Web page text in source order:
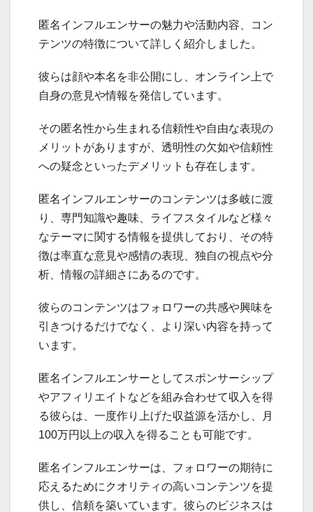
匿名インフルエンサーの魅力や活動内容、コン
テンツの特徴について詳しく紹介しました。
彼らは顔や本名を非公開にし、オンライン上で
自身の意見や情報を発信しています。
その匿名性から生まれる信頼性や自由な表現の
メリットがありますが、透明性の欠如や信頼性
への疑念といったデメリットも存在します。
匿名インフルエンサーのコンテンツは多岐に渡
り、専門知識や趣味、ライフスタイルなど様々
なテーマに関する情報を提供しており、その特
徴は率直な意見や感情の表現、独自の視点や分
析、情報の詳細さにあるのです。
彼らのコンテンツはフォロワーの共感や興味を
引きつけるだけでなく、より深い内容を持って
います。
匿名インフルエンサーとしてスポンサーシップ
やアフィリエイトなどを組み合わせて収入を得
る彼らは、一度作り上げた収益源を活かし、月
100万円以上の収入を得ることも可能です。
匿名インフルエンサーは、フォロワーの期待に
応えるためにクオリティの高いコンテンツを提
供し、信頼を築いています。彼らのビジネスは